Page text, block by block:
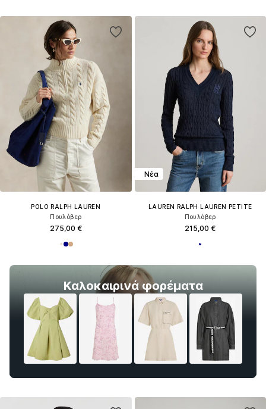
POLO RALPH LAUREN
Πουλόβερ
275,00 €
Καλοκαιρινά φορέματα
Νέα
LAUREN RALPH LAUREN PETITE
Πουλόβερ
215,00 €